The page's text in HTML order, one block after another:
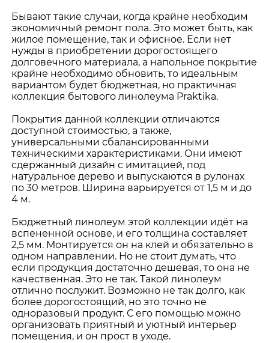
Бывают такие случаи, когда крайне необходим
экономичный ремонт пола. Это может быть, как
жилое помещение, так и офисное. Если нет
нужды в приобретении дорогостоящего
долговечного материала, а напольное покрытие
крайне необходимо обновить, то идеальным
вариантом будет бюджетная, но практичная
коллекция бытового линолеума Praktika.
Покрытия данной коллекции отличаются
доступной стоимостью, а также,
универсальными сбалансированными
техническими характеристиками. Они имеют
сдержанный дизайн с имитацией, под
натуральное дерево и выпускаются в рулонах
по 30 метров. Ширина варьируется от 1,5 м и до
4 м.
Бюджетный линолеум этой коллекции идёт на
вспененной основе, и его толщина составляет
2,5 мм. Монтируется он на клей и обязательно в
одном направлении. Но не стоит думать, что
если продукция достаточно дешёвая, то она не
качественная. Это не так. Такой линолеум
отлично послужит. Возможно не так долго, как
более дорогостоящий, но это точно не
одноразовый продукт. С его помощью можно
организовать приятный и уютный интерьер
помещения, и он прост в уходе.